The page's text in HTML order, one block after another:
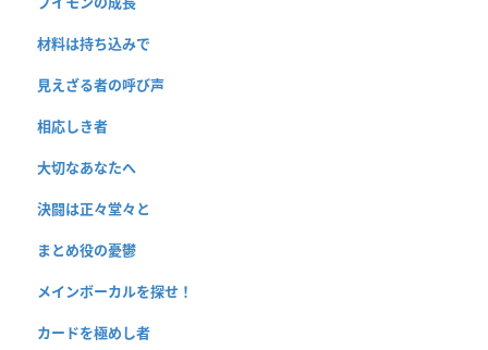
材料は持ち込みで
見えざる者の呼び声
相応しき者
大切なあなたへ
決闘は正々堂々と
まとめ役の憂鬱
メインボーカルを探せ！
カードを極めし者